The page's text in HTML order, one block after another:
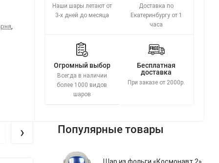
,
Наши шары летают от
3-х дней до месяца
Доставка по
Екатеринбургу от 1
часа
Огромный выбор
Всегда в наличии
более 1000 видов
шаров
Бесплатная
доставка
При заказе от 2000р.
› Популярные товары